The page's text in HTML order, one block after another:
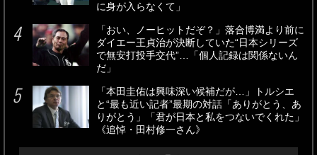
に身が入らなくて」
「おい、ノーヒットだぞ？」落合博満より前に
ダイエー王貞治が決断していた“日本シリーズ
で無安打投手交代”…「個人記録は関係ないん
だ」
「本田圭佑は興味深い候補だが…」トルシエ
と“最も近い記者”最期の対話「ありがとう、あ
りがとう」「君が日本と私をつないでくれた」
《追悼・田村修一さん》